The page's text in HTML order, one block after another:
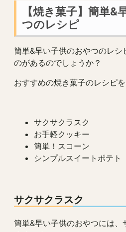
【焼き菓子】簡単&
つのレシピ
簡単&早い子供のおやつのレシ
のがあるのでしょうか？
おすすめの焼き菓子のレシピを
サクサクラスク
お手軽クッキー
簡単！スコーン
シンプルスイートポテト
サクサクラスク
簡単&早い子供のおやつには、